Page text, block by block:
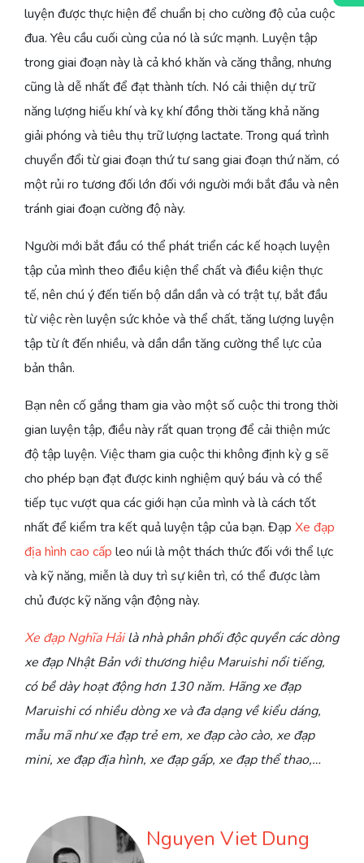
luyện được thực hiện để chuẩn bị cho cường độ của cuộc
đua. Yêu cầu cuối cùng của nó là sức mạnh. Luyện tập
trong giai đoạn này là cả khó khăn và căng thẳng, nhưng
cũng là dễ nhất để đạt thành tích. Nó cải thiện dự trữ
năng lượng hiếu khí và kỵ khí đồng thời tăng khả năng
giải phóng và tiêu thụ trữ lượng lactate. Trong quá trình
chuyển đổi từ giai đoạn thứ tư sang giai đoạn thứ năm, có
một rủi ro tương đối lớn đối với người mới bắt đầu và nên
tránh giai đoạn cường độ này.
Người mới bắt đầu có thể phát triển các kế hoạch luyện
tập của mình theo điều kiện thể chất và điều kiện thực
tế, nên chú ý đến tiến bộ dần dần và có trật tự, bắt đầu
từ việc rèn luyện sức khỏe và thể chất, tăng lượng luyện
tập từ ít đến nhiều, và dần dần tăng cường thể lực của
bản thân.
Bạn nên cố gắng tham gia vào một số cuộc thi trong thời
gian luyện tập, điều này rất quan trọng để cải thiện mức
độ tập luyện. Việc tham gia cuộc thi không định kỳ g sẽ
cho phép bạn đạt được kinh nghiệm quý báu và có thể
tiếp tục vượt qua các giới hạn của mình và là cách tốt
nhất để kiểm tra kết quả luyện tập của bạn. Đạp Xe đạp
địa hình cao cấp leo núi là một thách thức đối với thể lực
và kỹ năng, miễn là duy trì sự kiên trì, có thể được làm
chủ được kỹ năng vận động này.
Xe đạp Nghĩa Hảilà nhà phân phối độc quyền các dòng
xe đạp Nhật Bản với thương hiệu Maruishi nổi tiếng,
có bề dày hoạt động hơn 130 năm. Hãng xe đạp
Maruishi có nhiều dòng xe và đa dạng về kiểu dáng,
mẫu mã như xe đạp trẻ em, xe đạp cào cào, xe đạp
mini, xe đạp địa hình, xe đạp gấp, xe đạp thể thao,…
Nguyen Viet Dung